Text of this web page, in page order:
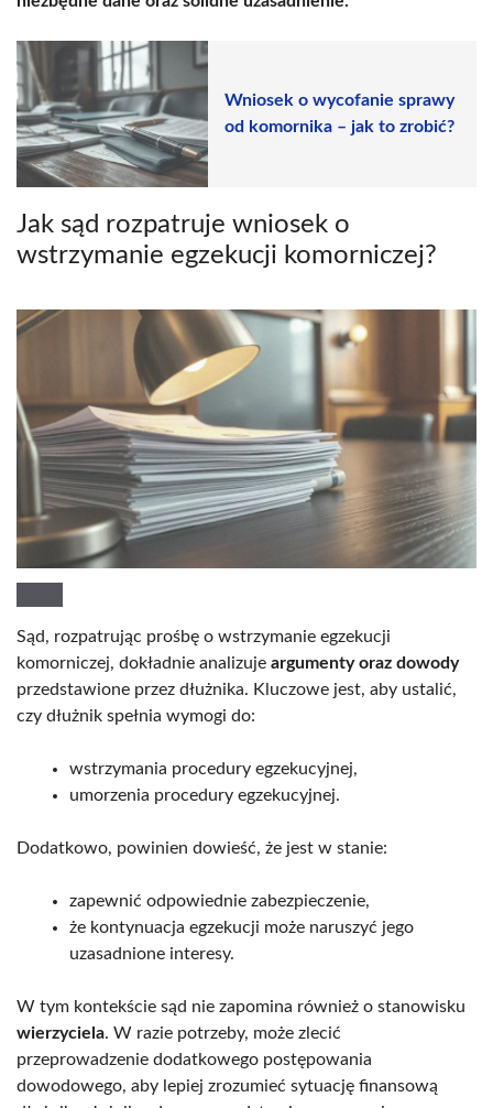
Wniosek o wycofanie sprawy
od komornika – jak to zrobić?
Jak sąd rozpatruje wniosek o
wstrzymanie egzekucji komorniczej?
Sąd, rozpatrując prośbę o wstrzymanie egzekucji
komorniczej, dokładnie analizuje argumenty oraz dowody
przedstawione przez dłużnika. Kluczowe jest, aby ustalić,
czy dłużnik spełnia wymogi do:
wstrzymania procedury egzekucyjnej,
umorzenia procedury egzekucyjnej.
Dodatkowo, powinien dowieść, że jest w stanie:
zapewnić odpowiednie zabezpieczenie,
że kontynuacja egzekucji może naruszyć jego
uzasadnione interesy.
W tym kontekście sąd nie zapomina również o stanowisku
wierzyciela. W razie potrzeby, może zlecić
przeprowadzenie dodatkowego postępowania
dowodowego, aby lepiej zrozumieć sytuację finansową